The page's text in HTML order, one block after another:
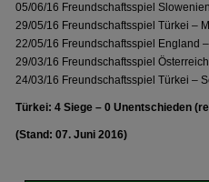
05/06/16 Freundschaftsspiel
29/05/16 Freundschaftsspiel Türkei –
22/05/16 Freundschaftsspiel England
29/03/16 Freundschaftsspiel
24/03/16 Freundschaftsspiel Türkei –
Türkei: 4 Siege – 0 Unentschieden
(Stand: 07. Juni 2016)